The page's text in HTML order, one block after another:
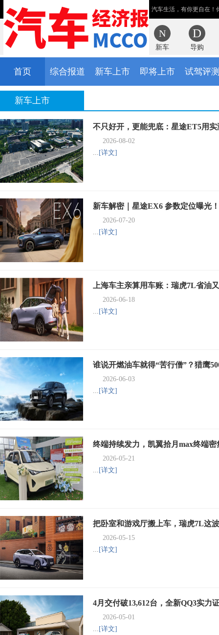
汽车生活，有你更自在！
新车 导购
首页 综合报道 新车上市 即将上市 试驾评
新车上市
不只好开，更能兜底：星途ET5用
2026-08-02
[详文]
新车解密｜星途EX6 参数定位曝光
2026-07-20
[详文]
上海车主亲算用车账：瑞虎7L省油
2026-06-18
[详文]
谁说开燃油车就得“苦行僧”？猎鹰
2026-06-03
[详文]
终端持续发力，凯翼拾月max终端密
2026-05-21
[详文]
把卧室和游戏厅搬上车，瑞虎7L这
2026-05-15
[详文]
4月交付破13,612台，全新QQ3实力
2026-05-01
[详文]